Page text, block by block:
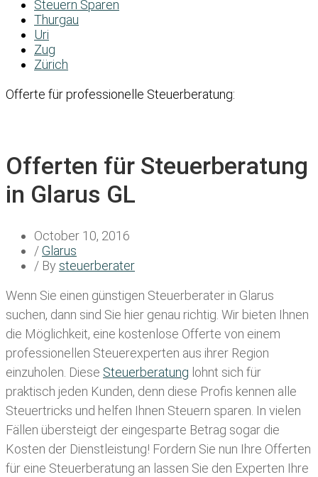
Steuern Sparen
Thurgau
Uri
Zug
Zürich
Offerte für professionelle Steuerberatung:
Offerten für Steuerberatung
in Glarus GL
October 10, 2016
/Glarus
/ By steuerberater
Wenn Sie einen günstigen Steuerberater in Glarus
suchen, dann sind Sie hier genau richtig. Wir bieten Ihnen
die Möglichkeit, eine kostenlose Offerte von einem
professionellen Steuerexperten aus ihrer Region
einzuholen. Diese Steuerberatung lohnt sich für
praktisch jeden Kunden, denn diese Profis kennen alle
Steuertricks und helfen Ihnen Steuern sparen. In vielen
Fällen übersteigt der eingesparte Betrag sogar die
Kosten der Dienstleistung! Fordern Sie nun Ihre Offerten
für eine Steuerberatung an lassen Sie den Experten Ihre